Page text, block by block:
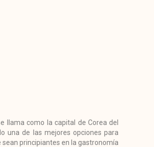
llama como la capital de Corea del
una de las mejores opciones para
sean principiantes en la gastronomía